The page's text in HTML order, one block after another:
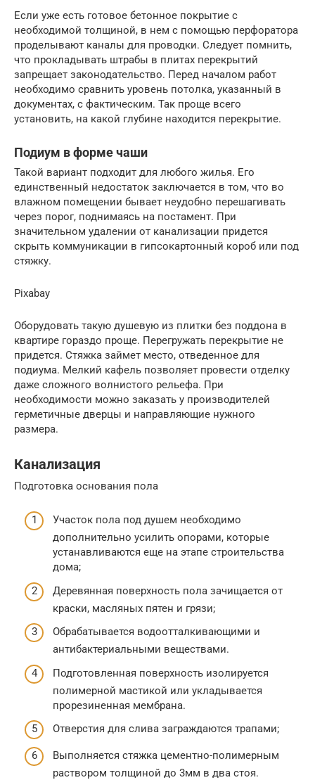
Если уже есть готовое бетонное покрытие с
необходимой толщиной, в нем с помощью перфоратора
проделывают каналы для проводки. Следует помнить,
что прокладывать штрабы в плитах перекрытий
запрещает законодательство. Перед началом работ
необходимо сравнить уровень потолка, указанный в
документах, с фактическим. Так проще всего
установить, на какой глубине находится перекрытие.
Подиум в форме чаши
Такой вариант подходит для любого жилья. Его
единственный недостаток заключается в том, что во
влажном помещении бывает неудобно перешагивать
через порог, поднимаясь на постамент. При
значительном удалении от канализации придется
скрыть коммуникации в гипсокартонный короб или под
стяжку.
Pixabay
Оборудовать такую душевую из плитки без поддона в
квартире гораздо проще. Перегружать перекрытие не
придется. Стяжка займет место, отведенное для
подиума. Мелкий кафель позволяет провести отделку
даже сложного волнистого рельефа. При
необходимости можно заказать у производителей
герметичные дверцы и направляющие нужного
размера.
Канализация
Подготовка основания пола
Участок пола под душем необходимо
дополнительно усилить опорами, которые
устанавливаются еще на этапе строительства
дома;
Деревянная поверхность пола зачищается от
краски, масляных пятен и грязи;
Обрабатывается водоотталкивающими и
антибактериальными веществами.
Подготовленная поверхность изолируется
полимерной мастикой или укладывается
прорезиненная мембрана.
Отверстия для слива заграждаются трапами;
Выполняется стяжка цементно-полимерным
раствором толщиной до 3мм в два стоя.